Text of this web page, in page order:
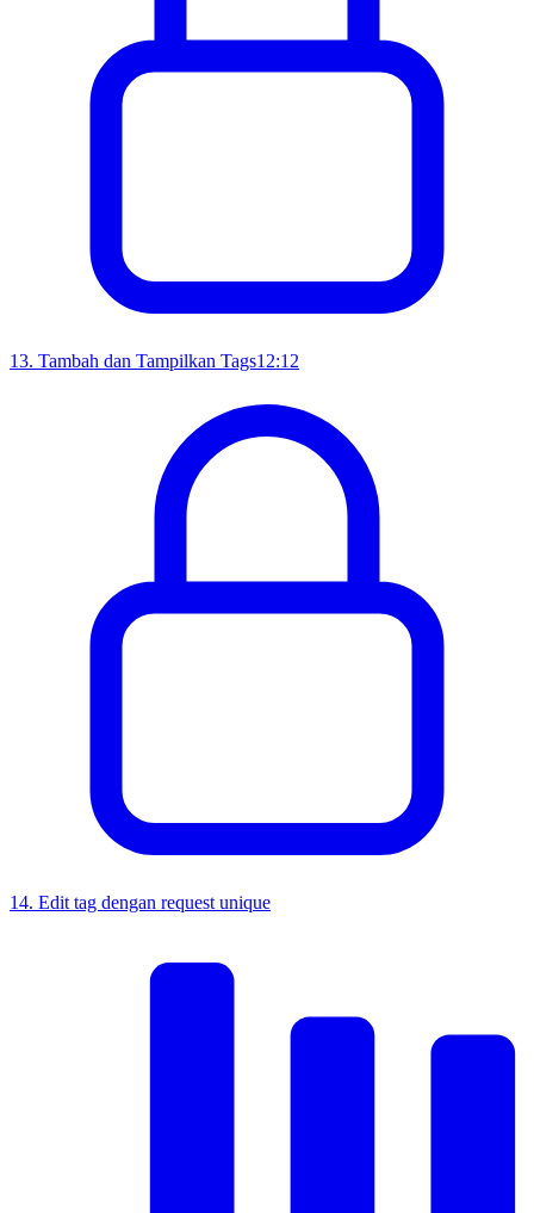
13. Tambah dan Tampilkan Tags12:12
14. Edit tag dengan request unique